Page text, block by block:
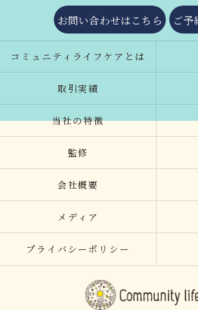
お問い合わせはこちら ご予
コミュニティライフケアとは
取引実績
当社の特徴
監修
会社概要
メディア
プライバシーポリシー